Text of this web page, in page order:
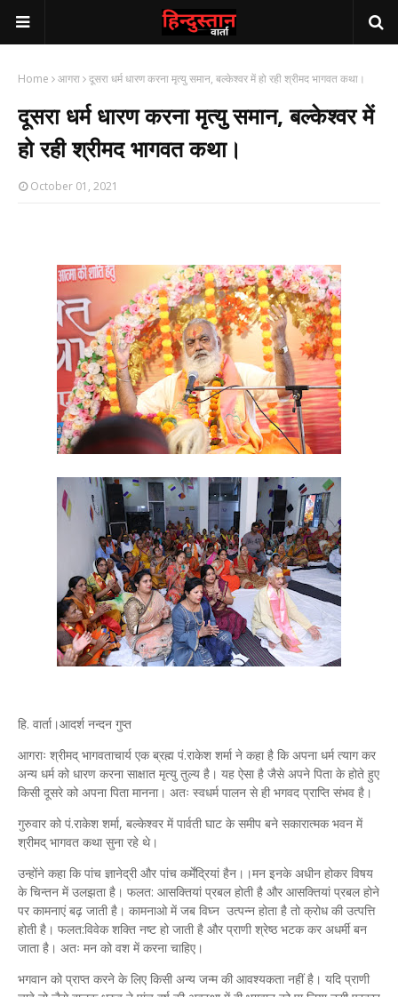
Home आगरा दूसरा धर्म धारण करना मृत्यु समान, बल्केश्वर में हो रही श्रीमद भागवत कथा।
दूसरा धर्म धारण करना मृत्यु समान, बल्केश्वर में
हो रही श्रीमद भागवत कथा।
October 01, 2021
हि. वार्ता।आदर्श नन्दन गुप्त
आगराः श्रीमद् भागवताचार्य एक ब्रह्म पं.राकेश शर्मा ने कहा है कि अपना धर्म त्याग कर
अन्य धर्म को धारण करना साक्षात मृत्यु तुल्य है। यह ऐसा है जैसे अपने पिता के होते हुए
किसी दूसरे को अपना पिता मानना। अतः स्वधर्म पालन से ही भगवद प्राप्ति संभव है।
गुरुवार को पं.राकेश शर्मा, बल्केश्वर में पार्वती घाट के समीप बने सकारात्मक भवन में
श्रीमद् भागवत कथा सुना रहे थे।
उन्होंने कहा कि पांच ज्ञानेद्री और पांच कर्मेंद्रियां हैन।।मन इनके अधीन होकर विषय
के चिन्तन में उलझता है। फलत: आसक्तियां प्रबल होती है और आसक्तियां प्रबल होने
पर कामनाएं बढ़ जाती है। कामनाओ में जब विघ्न उत्पन्न होता है तो क्रोध की उत्पत्ति
होती है। फलत:विवेक शक्ति नष्ट हो जाती है और प्राणी श्रेष्ठ भटक कर अधर्मी बन
जाता है। अतः मन को वश में करना चाहिए।
भगवान को प्राप्त करने के लिए किसी अन्य जन्म की आवश्यकता नहीं है। यदि प्राणी